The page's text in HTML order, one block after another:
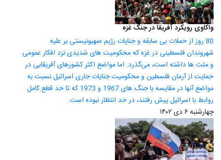
واکاوی رویکرد آفریقا در جنگ غزه
80 روز از حملات بی سابقه و جنایات رژیم صهیونیستی بر علیه
شهروندان فلسطینی در غزه که محکومیت های شدیدی نزد افکار عمومی
و ملت ها داشته است، می‌گذرد. اما مواضع اکثر کشورهای آفریقایی در
حمایت از آرمان فلسطین و محکومیت جنایات جاری اسرائیل نسبت به
مواضع آنها در مقایسه با جنگ های 1967 و 1973 که تا حد قطع کامل
روابط با اسرائیل پیش رفتند، در حد انتظار نبوده است.
چهارشنبه ۶ دی ۱۴۰۲